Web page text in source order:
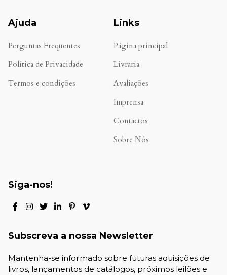
Ajuda
Perguntas Frequentes
Política de Privacidade
Termos e condições
Links
Página principal
Livraria
Avaliações
Imprensa
Contactos
Sobre Nós
Siga-nos!
Subscreva a nossa Newsletter
Mantenha-se informado sobre futuras aquisições de
livros, lançamentos de catálogos, próximos leilões e